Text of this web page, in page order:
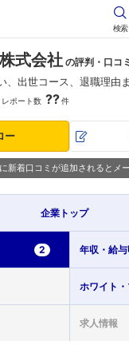
検索
式会社 の評判・口コ
、出世コース、退職理由
レポート数 ??件
ー
新着口コミが追加されるとメ
企業 トップ
2 年収・ 給
ホワイト・
求人情報